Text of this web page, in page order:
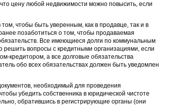
цену любой недвижимости можно повысить, если
чтобы быть уверенным, как в продавце, так и в
позаботиться о том, чтобы продаваемая
Все имеющиеся долги по коммунальным
решить вопросы с кредитными организациями, если
кредитором, а все долговые обязательства
обо всех обязательствах должен быть уведомлен
необходимый для проведения
убедить собственника в юридической чистоте
обратившись в регистрирующие органы (они